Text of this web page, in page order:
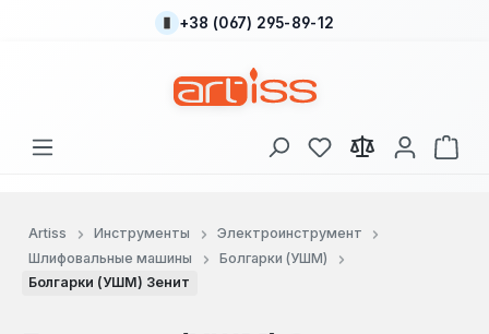
Перейти к основному содержанию
+38 (067) 295-89-12
У вас есть товары
В
Artiss Инструменты
Электроинструмент
Шлифовальные машины
Болгарки (УШМ)
Болгарки (УШМ) Зенит